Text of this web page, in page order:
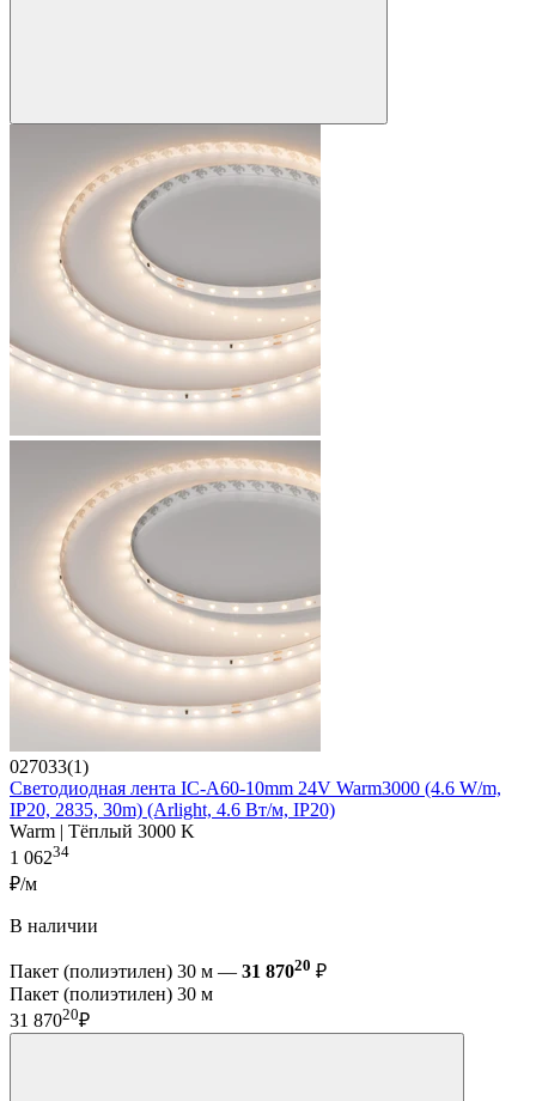
027033(1)
Светодиодная лента IC-A60-10mm 24V Warm3000 (4.6 W/m,
IP20, 2835, 30m) (Arlight, 4.6 Вт/м, IP20)
Warm | Тёплый 3000 K
1 06234
₽/м
В наличии
Пакет (полиэтилен) 30 м — 31 87020 ₽
Пакет (полиэтилен) 30 м
31 87020₽